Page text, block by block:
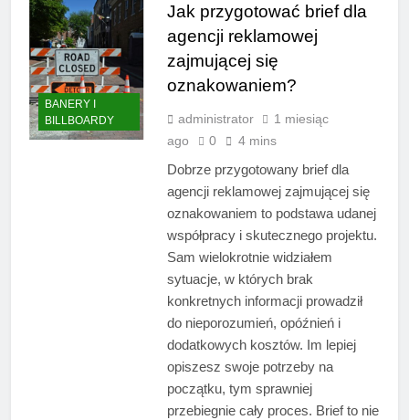
BANERY I
BILLBOARDY
Jak przygotować brief dla
agencji reklamowej
zajmującej się
oznakowaniem?
administrator
1 miesiąc
ago
0 4 mins
Dobrze przygotowany brief dla
agencji reklamowej zajmującej się
oznakowaniem to podstawa udanej
współpracy i skutecznego projektu.
Sam wielokrotnie widziałem
sytuacje, w których brak
konkretnych informacji prowadził
do nieporozumień, opóźnień i
dodatkowych kosztów. Im lepiej
opiszesz swoje potrzeby na
początku, tym sprawniej
przebiegnie cały proces. Brief to nie